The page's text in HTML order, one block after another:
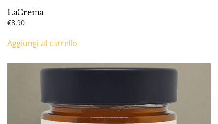
LaCrema
€8.90
Aggiungi al carrello